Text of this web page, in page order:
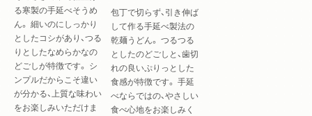
る寒製の手延べそうめ
ん。 細いのにしっかり
としたコシがあり、つる
りとしたなめらかなの
どごしが特徴です。 シ
ンプルだからこそ違い
が分かる、上質な味わい
をお楽しみいただけま
包丁で切らず、引き伸ば
して作る手延べ製法の
乾麺うどん。 つるつる
としたのどごしと、歯切
れの良いぷりっとした
食感が特徴です。 手延
べならではの、やさしい
食べ心地をお楽しみく